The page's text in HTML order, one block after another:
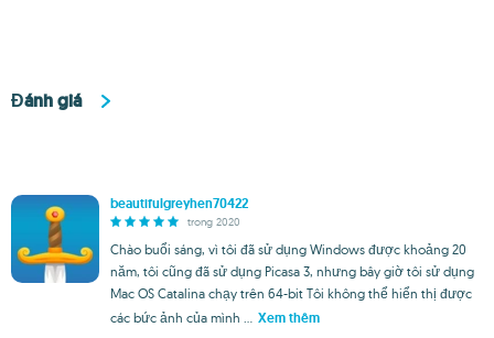
Đánh giá
beautifulgreyhen70422
trong 2020
Chào buổi sáng, vì tôi đã sử dụng Windows được khoảng 20
năm, tôi cũng đã sử dụng Picasa 3, nhưng bây giờ tôi sử dụng
Mac OS Catalina chạy trên 64-bit Tôi không thể hiển thị được
các bức ảnh của mình ...
Xem thêm